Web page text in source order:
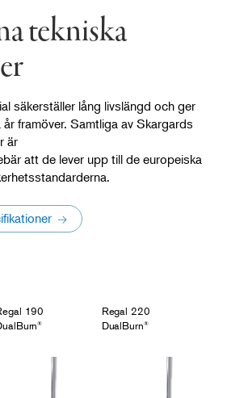
tekniska
säkerställer lång livslängd och ger
framöver. Samtliga av Skargards
är
att de lever upp till de europeiska
190
®
Regal 220
DualBurn®